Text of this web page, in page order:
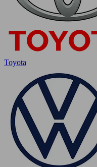
Toyota